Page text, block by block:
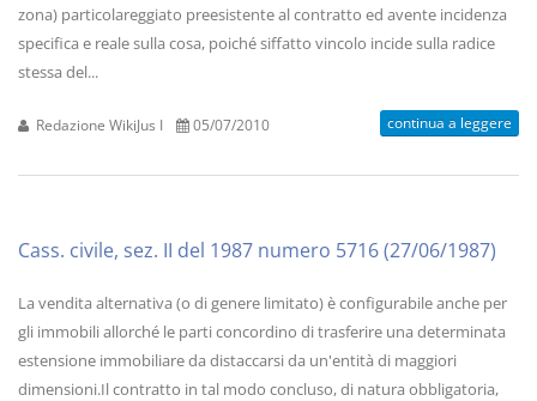
zona) particolareggiato preesistente al contratto ed avente incidenza
specifica e reale sulla cosa, poiché siffatto vincolo incide sulla radice
stessa del...
Redazione WikiJus I 05/07/2010 continua a leggere
Cass. civile, sez. II del 1987 numero 5716 (27/06/1987)
La vendita alternativa (o di genere limitato) è configurabile anche per
gli immobili allorché le parti concordino di trasferire una determinata
estensione immobiliare da distaccarsi da un'entità di maggiori
dimensioni.Il contratto in tal modo concluso, di natura obbligatoria,